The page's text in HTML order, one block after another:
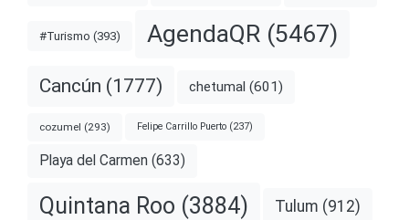
#Turismo (393) AgendaQR (5467)
Cancún (1777) chetumal (601)
cozumel (293) Felipe Carrillo Puerto (237)
Playa del Carmen (633)
Quintana Roo (3884) Tulum (912)